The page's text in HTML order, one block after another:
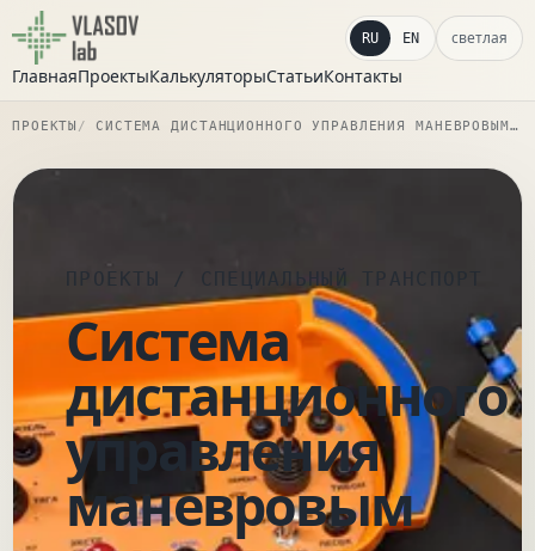
ГлавнаяПроектыКалькуляторыСтатьиКонтакты
RU EN светлая
ПРОЕКТЫ СИСТЕМА ДИСТАНЦИОННОГО УПРАВЛЕНИЯ МАНЕВРОВЫМ ЛОКОМОТИВОМ
ПРОЕКТЫ / СПЕЦИАЛЬНЫЙ ТРАНСПОРТ
Система
дистанционного
управления
маневровым